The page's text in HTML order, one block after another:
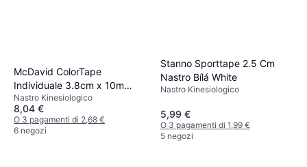
McDavid ColorTape
Individuale 3.8cm x 10m
Orange
Nastro Kinesiologico
8,04 €
O 3 pagamenti di 2,68 €
6 negozi
Stanno Sporttape 2.5 Cm
Nastro Bílá White
Nastro Kinesiologico
5,99 €
O 3 pagamenti di 1,99 €
5 negozi